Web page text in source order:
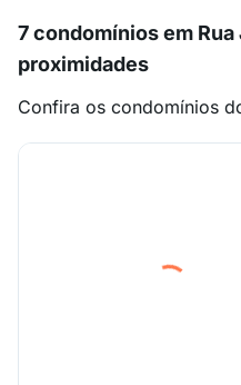
7 condomínios em
proximidades
Confira os condomínios